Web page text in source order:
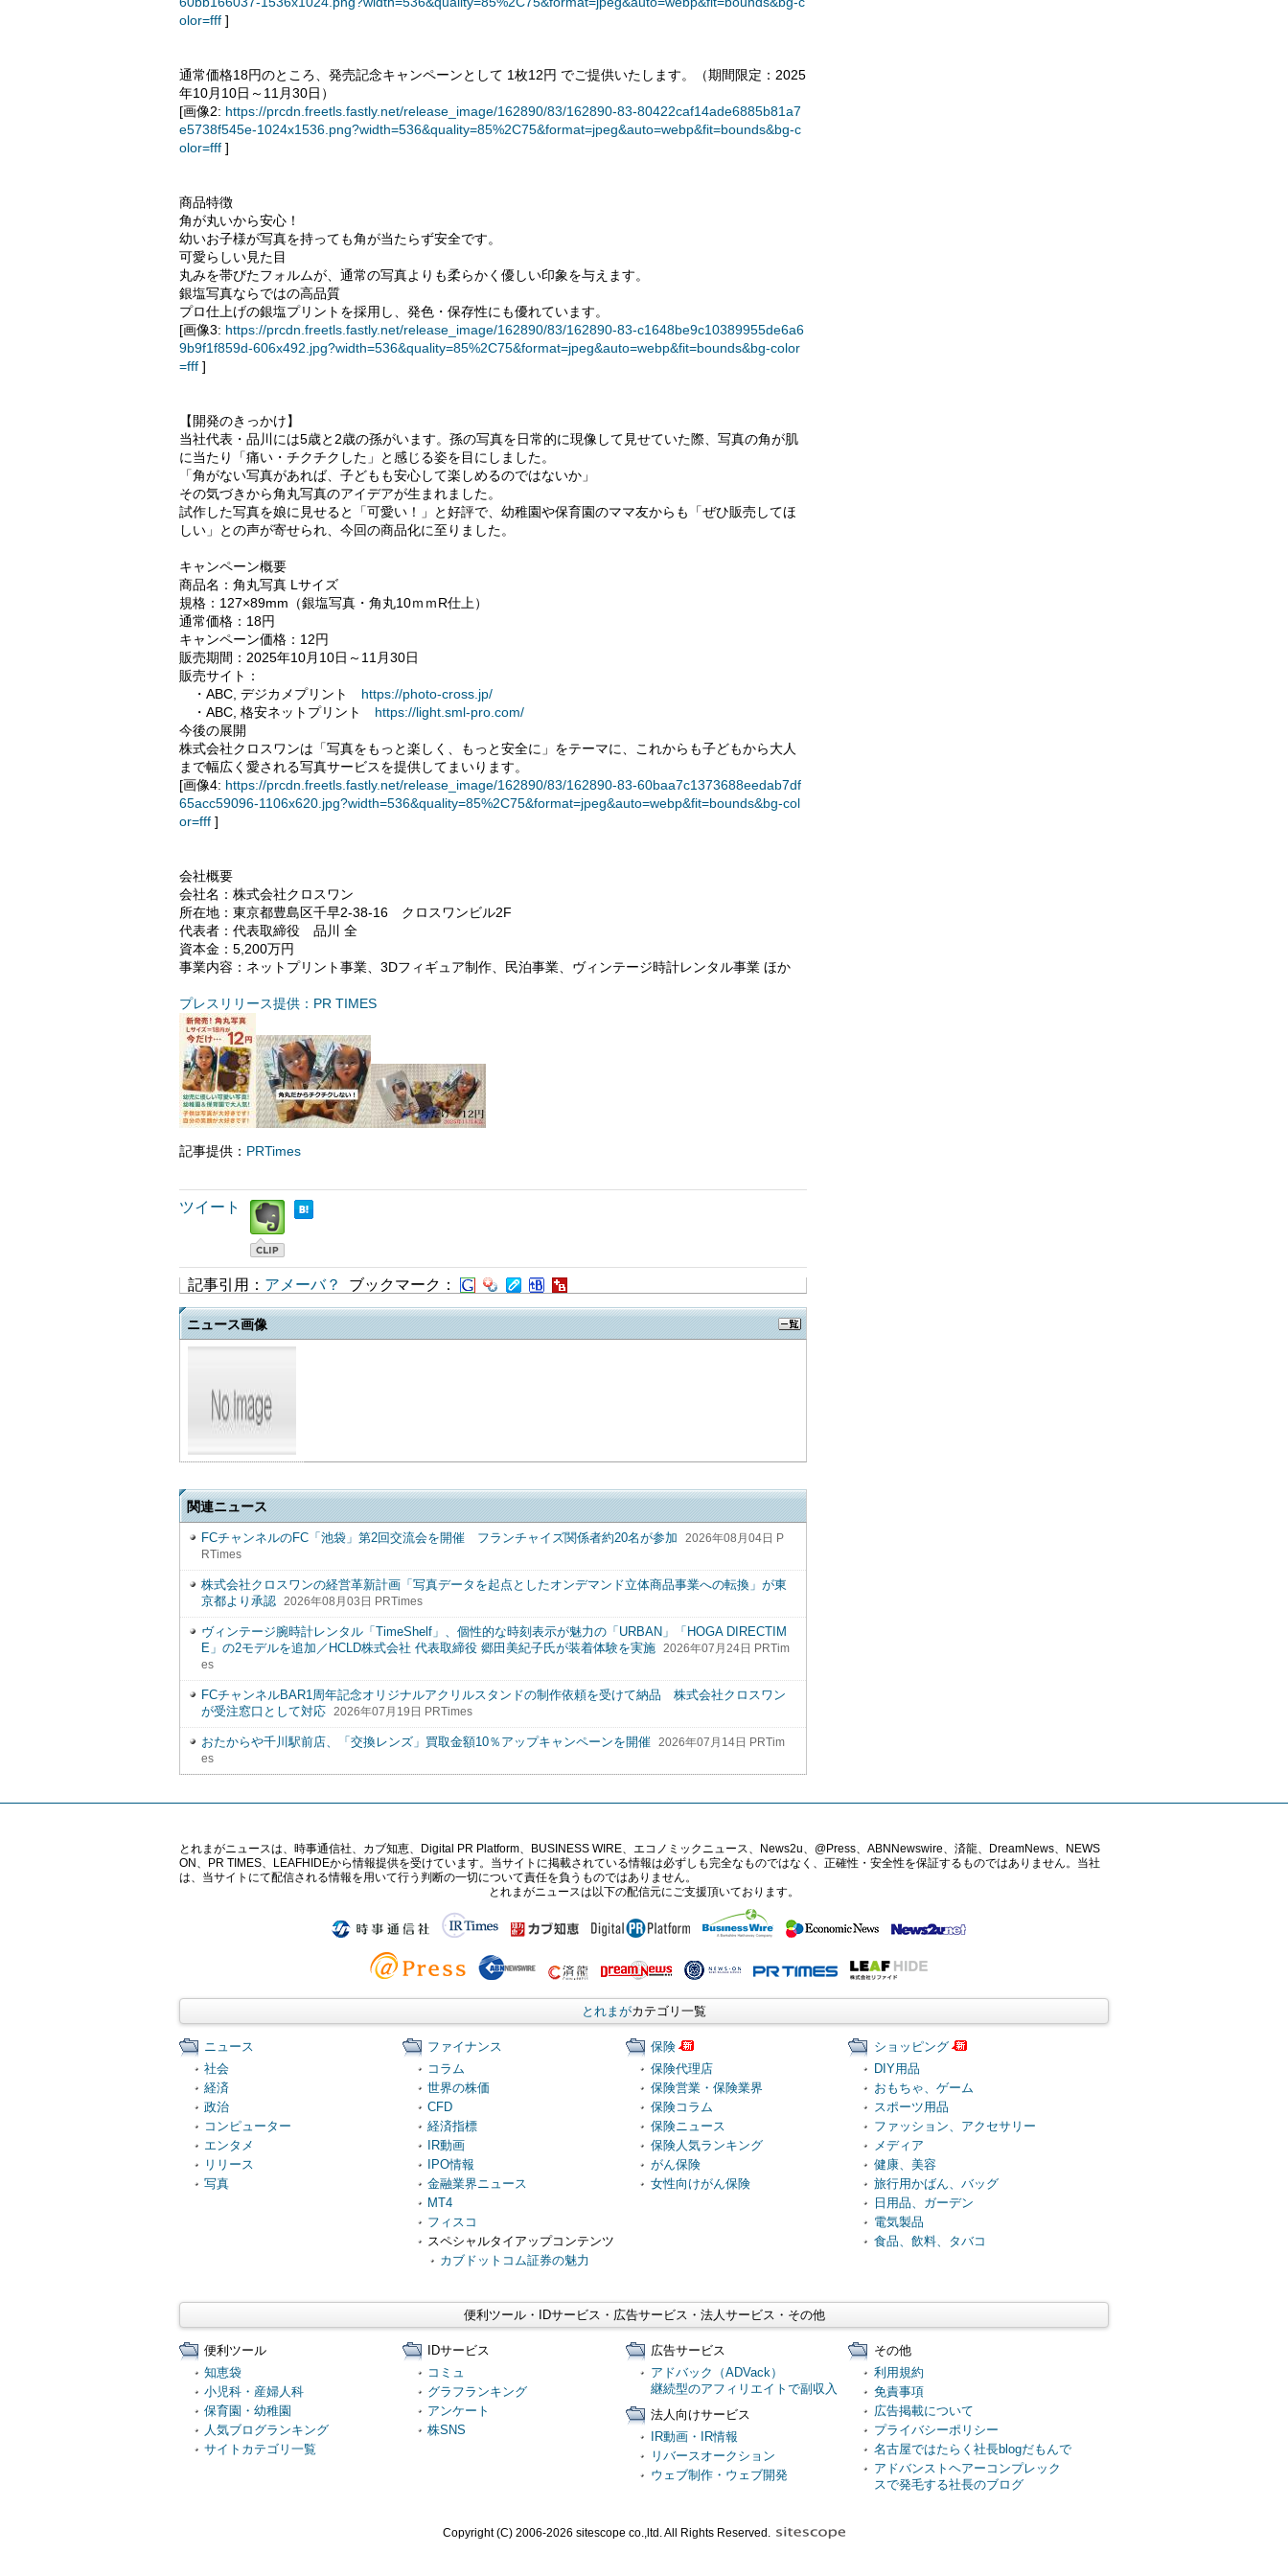
olor=fff ]
通常価格18円のところ、発売記念キャンペーンとして 1枚12円 でご提供いたします。（期間限定：2025
年10月10日～11月30日）
[画像2: https://prcdn.freetls.fastly.net/release_image/162890/83/162890-83-80422caf14ade6885b81a7
e5738f545e-1024x1536.png?width=536&quality=85%2C75&format=jpeg&auto=webp&fit=bounds&bg-c
olor=fff ]
商品特徴
角が丸いから安心！
幼いお子様が写真を持っても角が当たらず安全です。
可愛らしい見た目
丸みを帯びたフォルムが、通常の写真よりも柔らかく優しい印象を与えます。
銀塩写真ならではの高品質
プロ仕上げの銀塩プリントを採用し、発色・保存性にも優れています。
[画像3: https://prcdn.freetls.fastly.net/release_image/162890/83/162890-83-c1648be9c10389955de6a6
9b9f1f859d-606x492.jpg?width=536&quality=85%2C75&format=jpeg&auto=webp&fit=bounds&bg-color
=fff ]
【開発のきっかけ】
当社代表・品川には5歳と2歳の孫がいます。孫の写真を日常的に現像して見せていた際、写真の角が肌
に当たり「痛い・チクチクした」と感じる姿を目にしました。
「角がない写真があれば、子どもも安心して楽しめるのではないか」
その気づきから角丸写真のアイデアが生まれました。
試作した写真を娘に見せると「可愛い！」と好評で、幼稚園や保育園のママ友からも「ぜひ販売してほ
しい」との声が寄せられ、今回の商品化に至りました。
キャンペーン概要
商品名：角丸写真 Lサイズ
規格：127×89mm（銀塩写真・角丸10ｍｍR仕上）
通常価格：18円
キャンペーン価格：12円
販売期間：2025年10月10日～11月30日
販売サイト：
・ABC, デジカメプリント https://photo-cross.jp/
・ABC, 格安ネットプリント https://light.sml-pro.com/
今後の展開
株式会社クロスワンは「写真をもっと楽しく、もっと安全に」をテーマに、これからも子どもから大人
まで幅広く愛される写真サービスを提供してまいります。
[画像4: https://prcdn.freetls.fastly.net/release_image/162890/83/162890-83-60baa7c1373688eedab7df
65acc59096-1106x620.jpg?width=536&quality=85%2C75&format=jpeg&auto=webp&fit=bounds&bg-col
or=fff ]
会社概要
会社名：株式会社クロスワン
所在地：東京都豊島区千早2-38-16 クロスワンビル2F
代表者：代表取締役 品川 全
資本金：5,200万円
事業内容：ネットプリント事業、3Dフィギュア制作、民泊事業、ヴィンテージ時計レンタル事業 ほか
プレスリリース提供：PR TIMES
記事提供： PRTimes
ツイート
記事引用： アメーバ？ ブックマーク：
ニュース画像
関連ニュース
FCチャンネルのFC「池袋」第2回交流会を開催 フランチャイズ関係者約20名が参加
2026年08月04日 P
RTimes
株式会社クロスワンの経営革新計画「写真データを起点としたオンデマンド立体商品事業への転換」が東
京都より承認
2026年08月03日 PRTimes
ヴィンテージ腕時計レンタル「TimeShelf」、個性的な時刻表示が魅力の「URBAN」「HOGA DIRECTIM
E」の2モデルを追加／HCLD株式会社 代表取締役 郷田美紀子氏が装着体験を実施
2026年07月24日 PRTim
es
FCチャンネルBAR1周年記念オリジナルアクリルスタンドの制作依頼を受けて納品 株式会社クロスワン
が受注窓口として対応
2026年07月19日 PRTimes
おたからや千川駅前店、「交換レンズ」買取金額10％アップキャンペーンを開催
2026年07月14日 PRTim
es
とれまがニュースは、時事通信社、カブ知恵、Digital PR Platform、BUSINESS WIRE、エコノミックニュース、News2u、@Press、ABNNewswire、済龍、DreamNews、NEWS
ON、PR TIMES、LEAFHIDEから情報提供を受けています。当サイトに掲載されている情報は必ずしも完全なものではなく、正確性・安全性を保証するものではありません。当社
は、当サイトにて配信される情報を用いて行う判断の一切について責任を負うものではありません。
とれまがニュースは以下の配信元にご支援頂いております。
とれまがカテゴリ一覧
ニュース
社会
経済
政治
コンピューター
エンタメ
リリース
写真
ファイナンス
コラム
世界の株価
CFD
経済指標
IR動画
IPO情報
金融業界ニュース
MT4
フィスコ
スペシャルタイアップコンテンツ
カブドットコム証券の魅力
保険
保険代理店
保険営業・保険業界
保険コラム
保険ニュース
保険人気ランキング
がん保険
女性向けがん保険
ショッピング
DIY用品
おもちゃ、ゲーム
スポーツ用品
ファッション、アクセサリー
メディア
健康、美容
旅行用かばん、バッグ
日用品、ガーデン
電気製品
食品、飲料、タバコ
便利ツール・IDサービス・広告サービス・法人サービス・その他
便利ツール
知恵袋
小児科・産婦人科
保育園・幼稚園
人気ブログランキング
サイトカテゴリ一覧
IDサービス
コミュ
グラフランキング
アンケート
株SNS
広告サービス
アドバック（ADVack）
継続型のアフィリエイトで副収入
法人向けサービス
IR動画・IR情報
リバースオークション
ウェブ制作・ウェブ開発
その他
利用規約
免責事項
広告掲載について
プライバシーポリシー
名古屋ではたらく社長blogだもんで
アドバンストヘアーコンプレック
スで発毛する社長のブログ
Copyright (C) 2006-2026 sitescope co.,ltd. All Rights Reserved.